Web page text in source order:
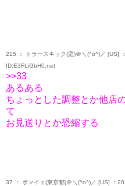
215 ： トラースキック(庭)＠＼(^o^)／ [US]
ID:E3FLiGbH0.net
>>33
あるある
ちょっとした調整とか他店
て
お見送りとか恐縮する
37 ： ボマイェ(東京都)＠＼(^o^)／ [US] ：